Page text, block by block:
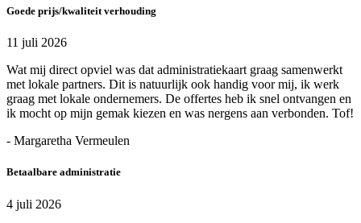
Goede prijs/kwaliteit verhouding
11 juli 2026
Wat mij direct opviel was dat administratiekaart graag samenwerkt
met lokale partners. Dit is natuurlijk ook handig voor mij, ik werk
graag met lokale ondernemers. De offertes heb ik snel ontvangen en
ik mocht op mijn gemak kiezen en was nergens aan verbonden. Tof!
- Margaretha Vermeulen
Betaalbare administratie
4 juli 2026